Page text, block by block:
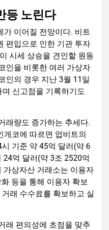
등 노린다
가 이어질 전망이다. 비트
편입으로 인한 기관 투자
시세 상승을 견인할 원동
인을 비롯한 여러 가상자
인의 경우 지난 3월 11일
신고점을 기록하기도
래량도 증가하는 추세다.
게코에 따르면 업비트의
기준 약 45억 달러(약 6
억 달러(약 3조 2520억
가상자산 거래소는 이용자
등을 통해 이용자 확보
래 수수료를 확보하고 실